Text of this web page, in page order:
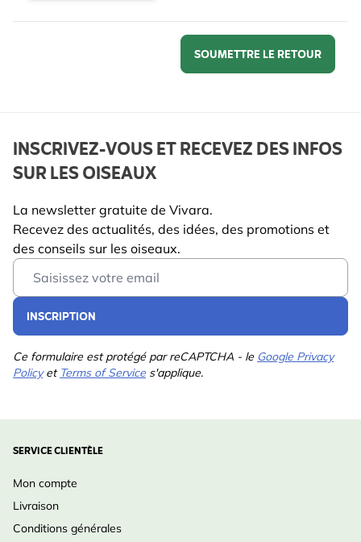
SOUMETTRE LE RETOUR
INSCRIVEZ-VOUS ET RECEVEZ DES INFOS
SUR LES OISEAUX
La newsletter gratuite de Vivara.
Recevez des actualités, des idées, des promotions et
des conseils sur les oiseaux.
Email Address
INSCRIPTION
Ce formulaire est protégé par reCAPTCHA - le Google Privacy
Policyet Terms of Service s'applique.
SERVICE CLIENTÈLE
Mon compte
Livraison
Conditions générales